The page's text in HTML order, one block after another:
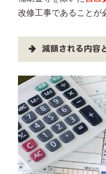
改修工事であることが
減額される内容